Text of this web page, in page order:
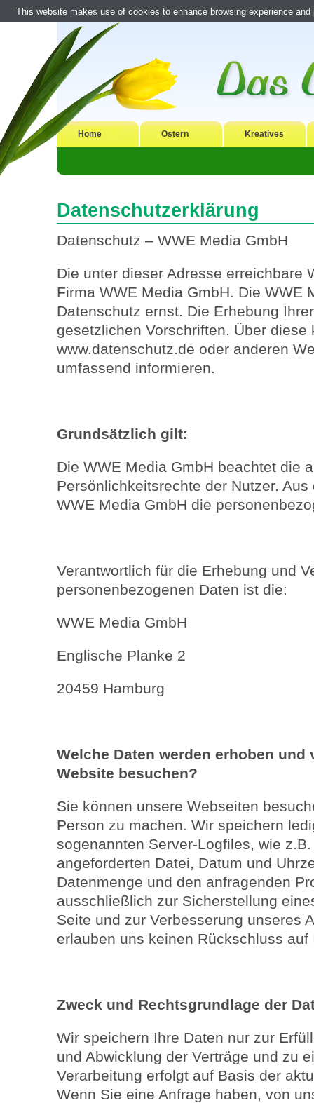
Home Ostern Kreatives
Datenschutzerklärung
Datenschutz – WWE Media GmbH
Die unter dieser Adresse erreichbare
Firma WWE Media GmbH. Die WWE
Datenschutz ernst. Die Erhebung
gesetzlichen Vorschriften. Über diese
www.datenschutz.de oder anderen
umfassend informieren.
Grundsätzlich gilt:
Die WWE Media GmbH beachtet die
Persönlichkeitsrechte der Nutzer.
WWE Media GmbH die
Verantwortlich für die Erhebung und
personenbezogenen Daten ist die:
WWE Media GmbH
Englische Planke 2
20459 Hamburg
Welche Daten werden erhoben und
Website besuchen?
Sie können unsere Webseiten
Person zu machen. Wir speichern
sogenannten Server-Logfiles, wie
angeforderten Datei, Datum und
Datenmenge und den anfragenden
ausschließlich zur Sicherstellung
Seite und zur Verbesserung unseres
erlauben uns keinen Rückschluss auf
Zweck und Rechtsgrundlage der
Wir speichern Ihre Daten nur zur
und Abwicklung der Verträge und zu
Verarbeitung erfolgt auf Basis der
Wenn Sie eine Anfrage haben, von
This website makes use of cookies to enhance browsing experience